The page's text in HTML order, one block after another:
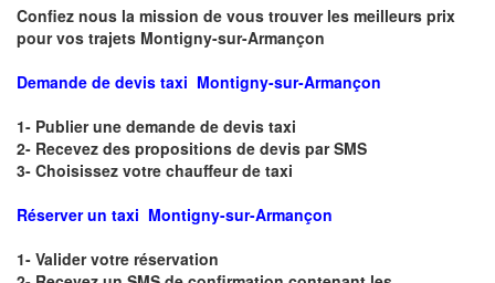
Confiez nous la mission de vous trouver les meilleurs prix
pour vos trajets Montigny-sur-Armançon
Demande de devis taxi Montigny-sur-Armançon
1- Publier une demande de devis taxi
2- Recevez des propositions de devis par SMS
3- Choisissez votre chauffeur de taxi
Réserver un taxi Montigny-sur-Armançon
1- Valider votre réservation